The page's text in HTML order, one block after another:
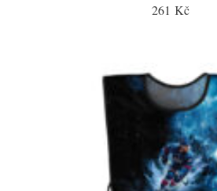
261 Kč